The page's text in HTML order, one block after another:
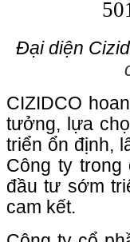
Đại diện
CIZIDCO
tưởng, lựa
triển ổn định,
Công ty
đầu tư sớm
cam kết.